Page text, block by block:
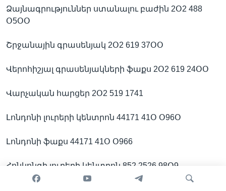
Ձայնագրություններ ստանալու բաժին 2Օ2 488
Օ5ՕՕ
Շրջանային գրասենյակ 2Օ2 619 37ՕՕ
Վերոհիշյալ գրասենյակների ֆաքս 2Օ2 619 24ՕՕ
Վարչական հարցեր 2Օ2 519 1741
Լոնդոնի լուրերի կենտրոն 44171 41Օ Օ96Օ
Լոնդոնի ֆաքս 44171 41Օ Օ966
Հոնկոնգի լուրերի կենտրոն 852 2526 98Օ9